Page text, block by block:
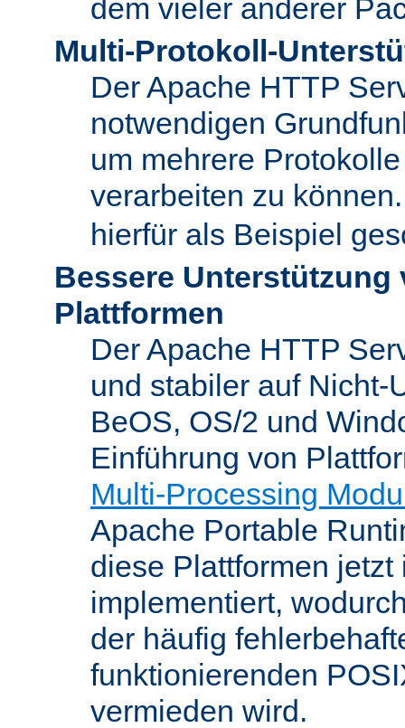
dem vieler anderer
Multi-Protokoll-
Der Apache HTTP
notwendigen
um mehrere
verarbeiten zu
hierfür als Beispiel
Bessere Unterstützung
Plattformen
Der Apache HTTP
und stabiler auf Nicht-
BeOS, OS/2 und
Einführung von
Multi-Processing
Apache Portable
diese Plattformen
implementiert,
der häufig
funktionierenden
vermieden wird.